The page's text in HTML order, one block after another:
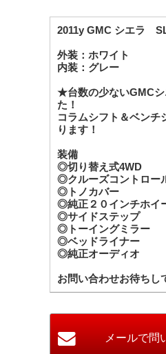
2011y GMC シエラ
外装：ホワイト
内装：グレー
★台数の少ないGMCシ
た！
コラムシフト＆ベンチ
ります！
装備
◎切り替え式4WD
◎クルーズコントロー
◎トノカバー
◎純正２０インチホイ
◎サイドステップ
◎トーイングミラー
◎ベッドライナー
◎純正オーディオ
お問い合わせお待ちし